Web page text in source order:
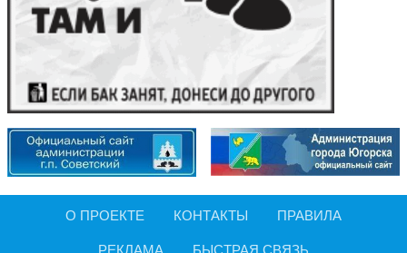
О ПРОЕКТЕ КОНТАКТЫ ПРАВИЛА
РЕКЛАМА БЫСТРАЯ СВЯЗЬ